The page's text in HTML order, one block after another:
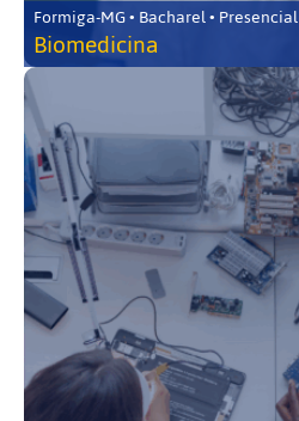
Formiga-MG • Bacharel • Presencial
Biomedicina